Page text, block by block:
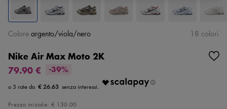
Nike Air Max Moto 2K
79.90 €
-39%
€ 26.63
Prezzo iniziale: € 130.00
Colore argento/viola/nero 18 colori